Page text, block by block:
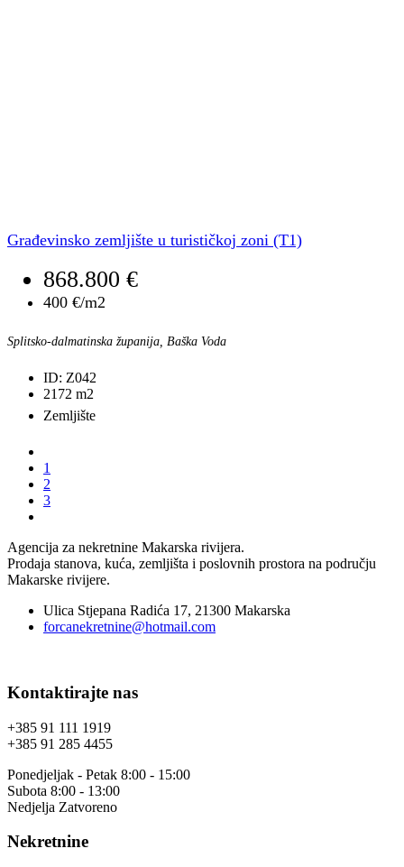
Građevinsko zemljište u turističkoj zoni (T1)
868.800 €
400 €/m2
Splitsko-dalmatinska županija, Baška Voda
ID: Z042
2172 m2
Zemljište
1
2
3
Agencija za nekretnine Makarska rivijera.
Prodaja stanova, kuća, zemljišta i poslovnih prostora na području
Makarske rivijere.
Ulica Stjepana Radića 17, 21300 Makarska
forcanekretnine@hotmail.com
Kontaktirajte nas
+385 91 111 1919
+385 91 285 4455
Ponedjeljak - Petak 8:00 - 15:00
Subota 8:00 - 13:00
Nedjelja Zatvoreno
Nekretnine